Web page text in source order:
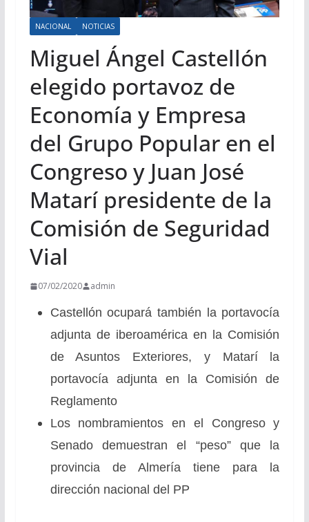
NACIONAL NOTICIAS
Miguel Ángel Castellón
elegido portavoz de
Economía y Empresa
del Grupo Popular en el
Congreso y Juan José
Matarí presidente de la
Comisión de Seguridad
Vial
07/02/2020 admin
Castellón ocupará también la portavocía
adjunta de iberoamérica en la Comisión
de Asuntos Exteriores, y Matarí la
portavocía adjunta en la Comisión de
Reglamento
Los nombramientos en el Congreso y
Senado demuestran el “peso” que la
provincia de Almería tiene para la
dirección nacional del PP